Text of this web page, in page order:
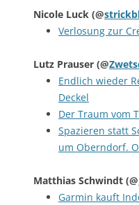
Nicole Luck (@
Verlosung zur
Lutz Prauser (@
Endlich wieder
Deckel
Der Traum vom
Spazieren statt
um Oberndorf.
Matthias Schwindt (@
Garmin kauft